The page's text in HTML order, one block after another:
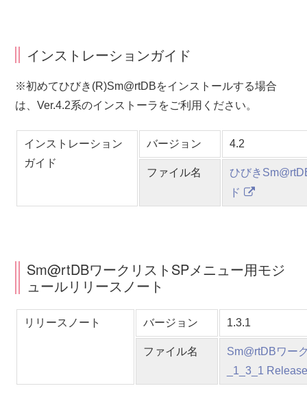
インストレーションガイド
※初めてひびき(R)Sm@rtDBをインストールする場合
は、Ver.4.2系のインストーラをご利用ください。
インストレーション
ガイド
バージョン 4.2
ファイル名
ひびき
ド
Sm@rtDBワークリストSPメニュー用モジ
ュールリリースノート
リリースノート バージョン 1.3.1
ファイル名
Sm@rtDBワー
_1_3_1